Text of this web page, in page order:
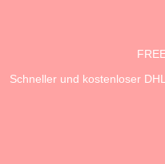
Schneller und kostenloser